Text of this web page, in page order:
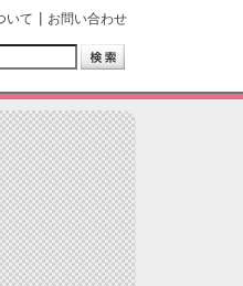
いて お問い合わせ